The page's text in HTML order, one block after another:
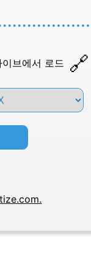
브에서 로드